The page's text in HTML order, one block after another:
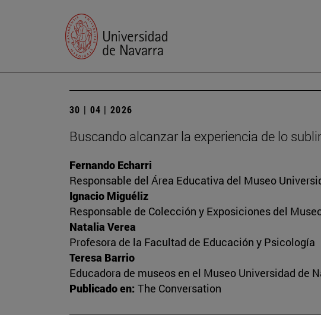
30 | 04 | 2026
Buscando alcanzar la experiencia de lo
Fernando Echarri
Responsable del Área Educativa del Museo
Ignacio Miguéliz
Responsable de Colección y Exposiciones del
Natalia Verea
Profesora de la Facultad de Educación y Psicología
Teresa Barrio
Educadora de museos en el Museo Universidad de
Publicado en: The Conversation